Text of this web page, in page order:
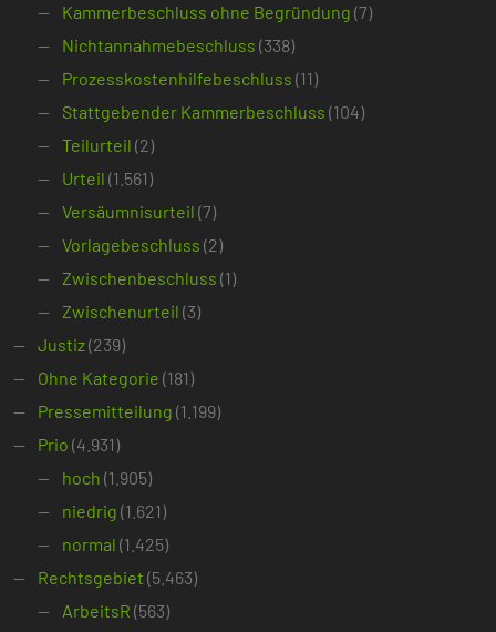
Kammerbeschluss ohne Begründung (7)
Nichtannahmebeschluss (338)
Prozesskostenhilfebeschluss (11)
Stattgebender Kammerbeschluss (104)
Teilurteil (2)
Urteil (1.561)
Versäumnisurteil (7)
Vorlagebeschluss (2)
Zwischenbeschluss (1)
Zwischenurteil (3)
Justiz(239)
Ohne Kategorie (181)
Pressemitteilung (1.199)
Prio (4.931)
hoch (1.905)
niedrig (1.621)
normal (1.425)
Rechtsgebiet (5.463)
ArbeitsR (563)